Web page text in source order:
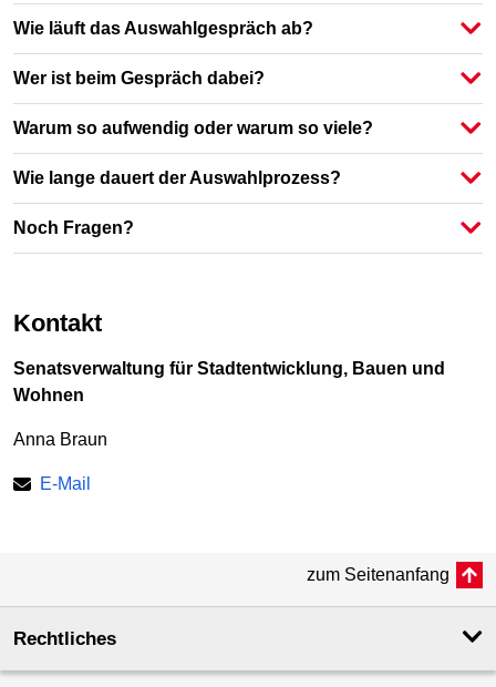
Wie läuft das Auswahlgespräch ab?
Wer ist beim Gespräch dabei?
Warum so aufwendig oder warum so viele?
Wie lange dauert der Auswahlprozess?
Noch Fragen?
Kontakt
Senatsverwaltung für Stadtentwicklung, Bauen und
Wohnen
Anna Braun
E-Mail
zum Seitenanfang
Rechtliches